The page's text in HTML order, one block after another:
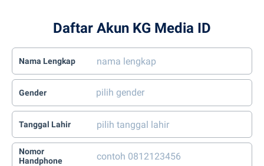
Daftar Akun KG Media ID
Nama Lengkap
Gender
Tanggal Lahir
Nomor
Handphone